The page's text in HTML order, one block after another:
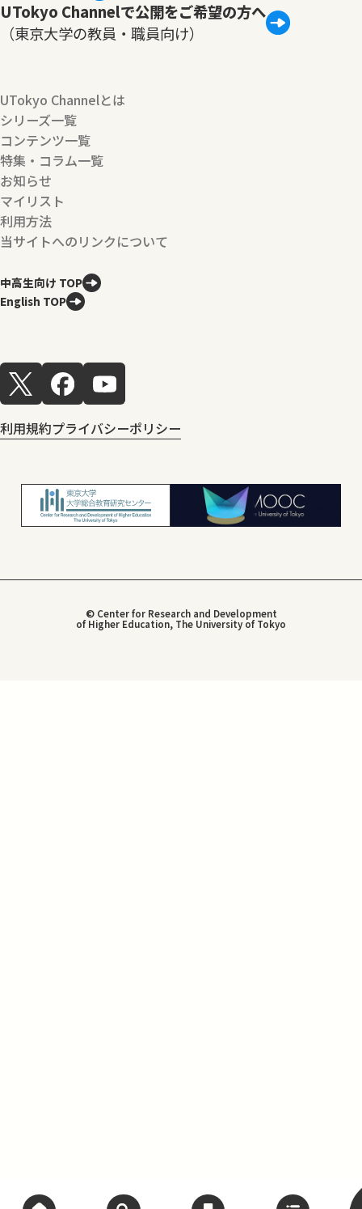
UTokyo Channelで公開をご希望の方へ
（東京大学の教員・職員向け）
UTokyo Channelとは
シリーズ一覧
コンテンツ一覧
特集・コラム一覧
お知らせ
マイリスト
利用方法
当サイトへのリンクについて
中高生向け TOP
English TOP
利用規約プライバシーポリシー
© Center for Research and Development
of Higher Education, The University of Tokyo